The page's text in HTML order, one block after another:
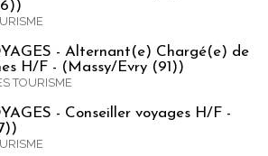
- Alternant(e) Chargé(e) de
H/F - (Massy/Evry (91))
TOURISME
- Conseiller voyages H/F -